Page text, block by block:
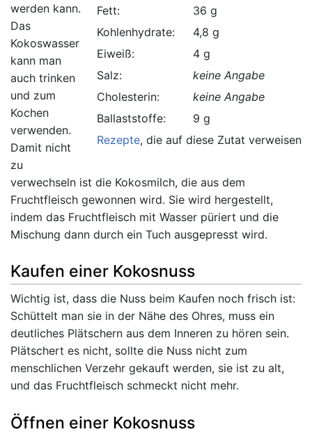
Fett:
36 g
Kohlenhydrate:
4,8 g
Eiweiß:
4 g
Salz:
keine Angabe
Cholesterin:
keine Angabe
Ballaststoffe:
9 g
Rezepte, die auf diese Zutat verweisen.
werden kann.
Das
Kokoswasser
kann man
auch trinken
und zum
Kochen
verwenden.
Damit nicht
zu
verwechseln ist die Kokosmilch, die aus dem
Fruchtfleisch gewonnen wird. Sie wird hergestellt,
indem das Fruchtfleisch mit Wasser püriert und die
Mischung dann durch ein Tuch ausgepresst wird.
Kaufen einer Kokosnuss
Wichtig ist, dass die Nuss beim Kaufen noch frisch ist:
Schüttelt man sie in der Nähe des Ohres, muss ein
deutliches Plätschern aus dem Inneren zu hören sein.
Plätschert es nicht, sollte die Nuss nicht zum
menschlichen Verzehr gekauft werden, sie ist zu alt,
und das Fruchtfleisch schmeckt nicht mehr.
Öffnen einer Kokosnuss